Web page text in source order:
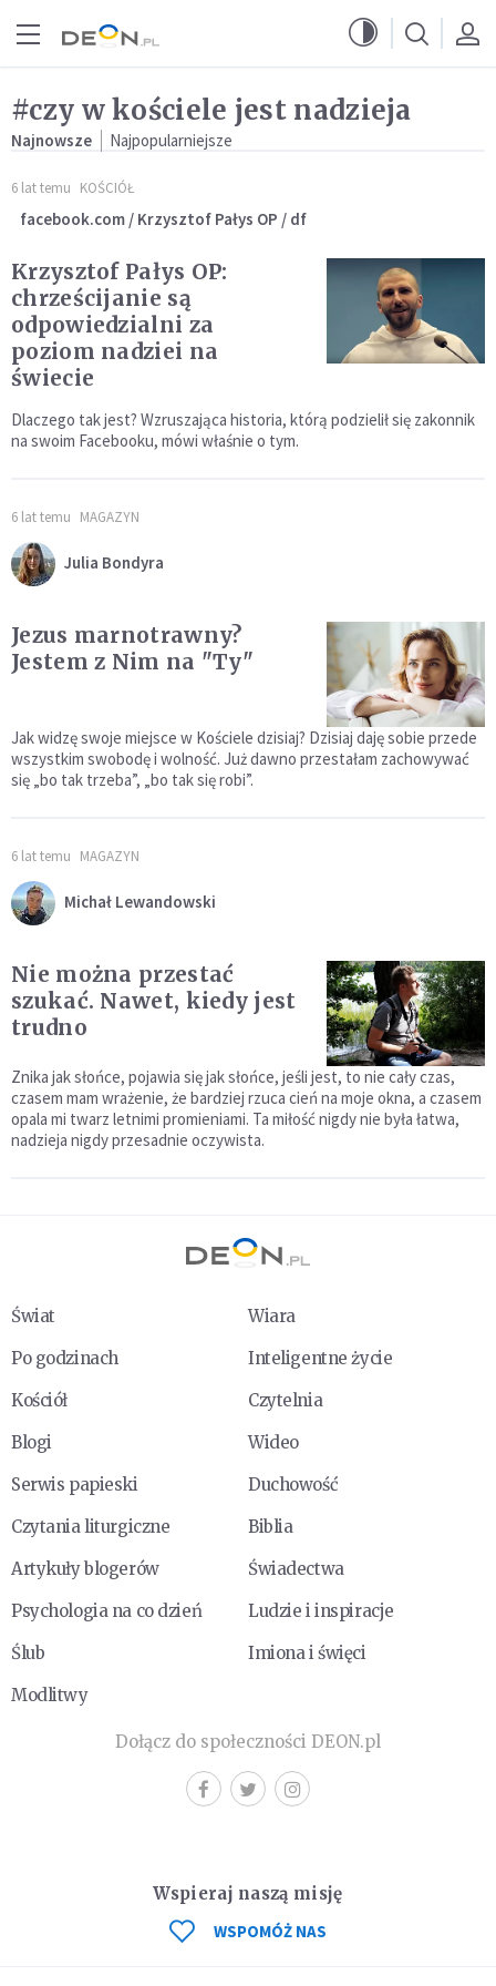
#czy w kościele jest nadzieja
Najnowsze Najpopularniejsze
6 lat temu KOŚCIÓŁ
facebook.com / Krzysztof Pałys OP / df
Krzysztof Pałys OP:
chrześcijanie są
odpowiedzialni za
poziom nadziei na
świecie
Dlaczego tak jest? Wzruszająca historia, którą podzielił się zakonnik
na swoim Facebooku, mówi właśnie o tym.
6 lat temu MAGAZYN
Julia Bondyra
Jezus marnotrawny?
Jestem z Nim na "Ty"
Jak widzę swoje miejsce w Kościele dzisiaj? Dzisiaj daję sobie przede
wszystkim swobodę i wolność. Już dawno przestałam zachowywać
się „bo tak trzeba”, „bo tak się robi”.
6 lat temu MAGAZYN
Michał Lewandowski
Nie można przestać
szukać. Nawet, kiedy jest
trudno
Znika jak słońce, pojawia się jak słońce, jeśli jest, to nie cały czas,
czasem mam wrażenie, że bardziej rzuca cień na moje okna, a czasem
opala mi twarz letnimi promieniami. Ta miłość nigdy nie była łatwa,
nadzieja nigdy przesadnie oczywista.
Świat
Wiara
Po godzinach
Inteligentne życie
Kościół
Czytelnia
Blogi
Wideo
Serwis papieski
Duchowość
Czytania liturgiczne
Biblia
Artykuły blogerów
Świadectwa
Psychologia na co dzień
Ludzie i inspiracje
Ślub
Imiona i święci
Modlitwy
Dołącz do społeczności DEON.pl
Wspieraj naszą misję
WSPOMÓŻ NAS